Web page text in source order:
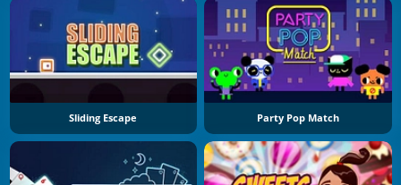
Sliding Escape Party Pop Match